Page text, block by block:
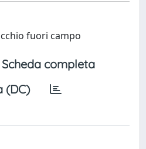
fuori campo
Scheda completa
(DC)